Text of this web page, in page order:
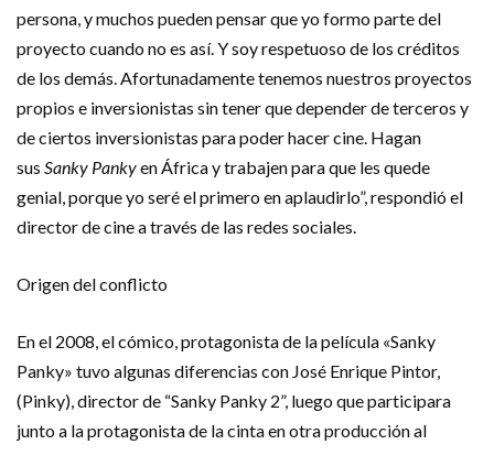
persona, y muchos pueden pensar que yo formo parte del
proyecto cuando no es así. Y soy respetuoso de los créditos
de los demás. Afortunadamente tenemos nuestros proyectos
propios e inversionistas sin tener que depender de terceros y
de ciertos inversionistas para poder hacer cine. Hagan
sus Sanky Pankyen África y trabajen para que les quede
genial, porque yo seré el primero en aplaudirlo”, respondió el
director de cine a través de las redes sociales.
Origen del conflicto
En el 2008, el cómico, protagonista de la película «Sanky
Panky» tuvo algunas diferencias con José Enrique Pintor,
(Pinky), director de “Sanky Panky 2”, luego que participara
junto a la protagonista de la cinta en otra producción al